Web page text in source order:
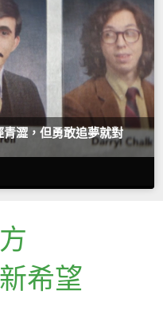
澀，但勇敢追夢就對
希望